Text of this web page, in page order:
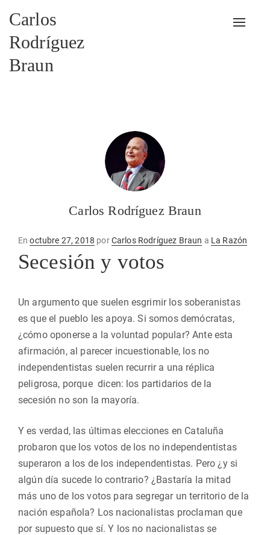
Carlos
Rodríguez
Braun
Carlos Rodríguez Braun
EnPublicado
octubre 27, 2018 porCarlos Rodríguez Braun a La Razón
Secesión y votos
Un argumento que suelen esgrimir los soberanistas
es que el pueblo les apoya. Si somos demócratas,
¿cómo oponerse a la voluntad popular? Ante esta
afirmación, al parecer incuestionable, los no
independentistas suelen recurrir a una réplica
peligrosa, porque dicen: los partidarios de la
secesión no son la mayoría.
Y es verdad, las últimas elecciones en Cataluña
probaron que los votos de los no independentistas
superaron a los de los independentistas. Pero ¿y si
algún día sucede lo contrario? ¿Bastaría la mitad
más uno de los votos para segregar un territorio de la
nación española? Los nacionalistas proclaman que
por supuesto que sí. Y los no nacionalistas se